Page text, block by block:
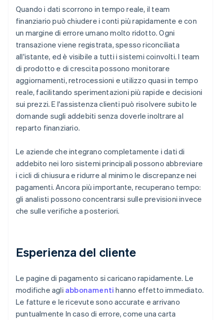
Quando i dati scorrono in tempo reale, il team
finanziario può chiudere i conti più rapidamente e con
un margine di errore umano molto ridotto. Ogni
transazione viene registrata, spesso riconciliata
all'istante, ed è visibile a tutti i sistemi coinvolti. I team
di prodotto e di crescita possono monitorare
aggiornamenti, retrocessioni e utilizzo quasi in tempo
reale, facilitando sperimentazioni più rapide e decisioni
sui prezzi. E l'assistenza clienti può risolvere subito le
domande sugli addebiti senza doverle inoltrare al
reparto finanziario.
Le aziende che integrano completamente i dati di
addebito nei loro sistemi principali possono abbreviare
i cicli di chiusura e ridurre al minimo le discrepanze nei
pagamenti. Ancora più importante, recuperano tempo:
gli analisti possono concentrarsi sulle previsioni invece
che sulle verifiche a posteriori.
Esperienza del cliente
Le pagine di pagamento si caricano rapidamente. Le
modifiche agli abbonamenti hanno effetto immediato.
Le fatture e le ricevute sono accurate e arrivano
puntualmente In caso di errore, come una carta